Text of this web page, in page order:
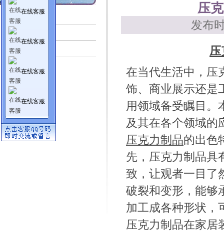
新闻动态
行业资讯
压
发布
压
在当代生活中，压
饰、商业展示还是
用领域备受瞩目。
及其在各个领域的
压克力制品的出色
先，压克力制品具
致，让观者一目了
破裂和变形，能够
加工成各种形状，
压克力制品在家居
在线客服
在线客服
在线客服
在线客服